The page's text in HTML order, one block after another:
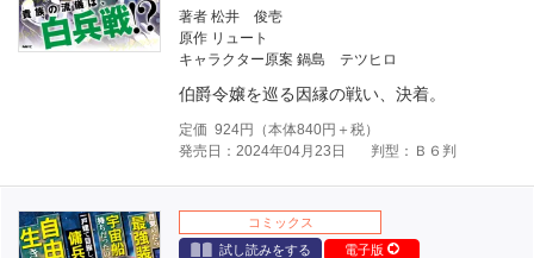
著者 松井 俊壱
原作 リュート
キャラクター原案 鍋島 テツヒロ
伯爵令嬢を巡る因縁の戦い、決着。
定価 924円（本体840円＋税）
発売日：2024年04月23日
判型：Ｂ６判
コミックス
試し読みをする
電子版